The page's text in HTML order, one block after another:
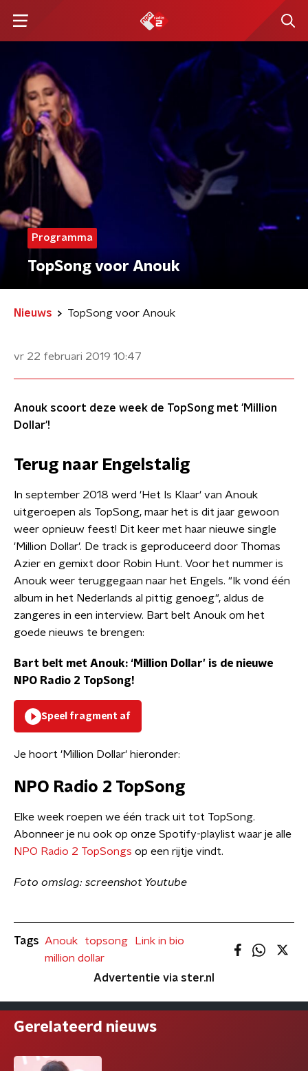
Programma
TopSong voor Anouk
Nieuws TopSong voor Anouk
vr 22 februari 2019 10:47
Anouk scoort deze week de TopSong met 'Million
Dollar'!
Terug naar Engelstalig
In september 2018 werd 'Het Is Klaar' van Anouk
uitgeroepen als TopSong, maar het is dit jaar gewoon
weer opnieuw feest! Dit keer met haar nieuwe single
'Million Dollar'. De track is geproduceerd door Thomas
Azier en gemixt door Robin Hunt. Voor het nummer is
Anouk weer teruggegaan naar het Engels. "Ik vond één
album in het Nederlands al pittig genoeg", aldus de
zangeres in een interview. Bart belt Anouk om het
goede nieuws te brengen:
Bart belt met Anouk: ‘Million Dollar’ is de nieuwe
NPO Radio 2 TopSong!
Speel fragment af
Je hoort 'Million Dollar' hieronder:
NPO Radio 2 TopSong
Elke week roepen we één track uit tot TopSong.
Abonneer je nu ook op onze Spotify-playlist waar je alle
NPO Radio 2 TopSongs op een rijtje vindt.
Foto omslag: screenshot Youtube
Tags Anouk topsong
Link in bio
million dollar
Advertentie via ster.nl
Gerelateerd nieuws